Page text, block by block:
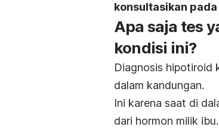
konsultasikan
Apa saja tes
kondisi ini?
Diagnosis hipotiroid
dalam kandungan.
Ini karena saat di
dari hormon milik ibu.